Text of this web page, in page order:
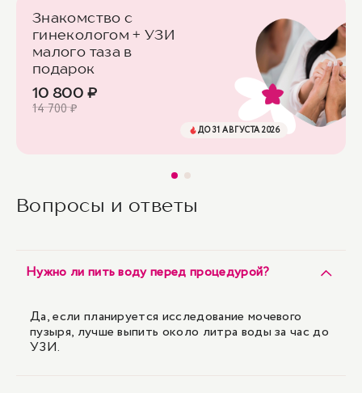
Знакомство с
гинекологом + УЗИ
малого таза в
подарок
10 800 ₽
14 700 ₽
ДО 31 АВГУСТА 2026
Вопросы и ответы
Нужно ли пить воду перед процедурой?
Да, если планируется исследование мочевого
пузыря, лучше выпить около литра воды за час до
УЗИ.